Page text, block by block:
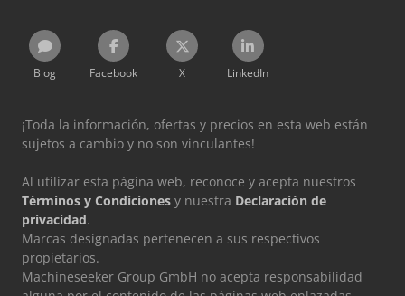
Blog Facebook X LinkedIn
¡Toda la información, ofertas y precios en esta web están
sujetos a cambio y no son vinculantes!
Al utilizar esta página web, reconoce y acepta nuestros
Términos y Condiciones y nuestra Declaración de
privacidad.
Marcas designadas pertenecen a sus respectivos
propietarios.
Machineseeker Group GmbH no acepta responsabilidad